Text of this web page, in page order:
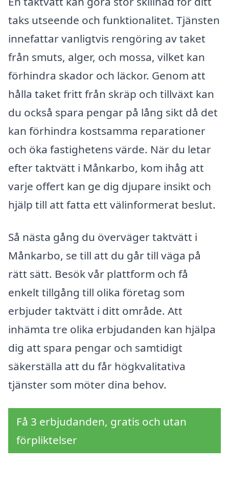
taks utseende och funktionalitet. Tjänsten
innefattar vanligtvis rengöring av taket
från smuts, alger, och mossa, vilket kan
förhindra skador och läckor. Genom att
hålla taket fritt från skräp och tillväxt kan
du också spara pengar på lång sikt då det
kan förhindra kostsamma reparationer
och öka fastighetens värde. När du letar
efter taktvätt i Månkarbo, kom ihåg att
varje offert kan ge dig djupare insikt och
hjälp till att fatta ett välinformerat beslut.
Så nästa gång du överväger taktvätt i
Månkarbo, se till att du går till väga på
rätt sätt. Besök vår plattform och få
enkelt tillgång till olika företag som
erbjuder taktvätt i ditt område. Att
inhämta tre olika erbjudanden kan hjälpa
dig att spara pengar och samtidigt
säkerställa att du får högkvalitativa
tjänster som möter dina behov.
Få 3 erbjudanden, gratis och utan
förpliktelser